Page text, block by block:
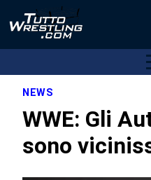
NEWS
WWE: Gli
sono